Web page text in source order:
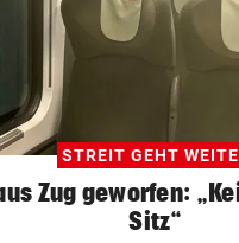
STREIT GEHT
Zug geworfen:
Sitz“